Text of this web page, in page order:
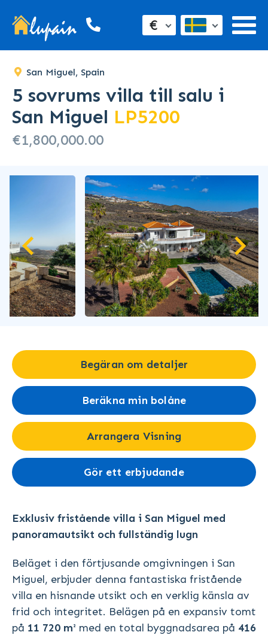
€
San Miguel, Spain
5 sovrums villa till salu i
San Miguel LP5200
€1,800,000.00
SOLD
Begäran om detaljer
Beräkna min bolåne
Arrangera Visning
Gör ett erbjudande
Exklusiv fristående villa i San Miguel med
panoramautsikt och fullständig lugn
Beläget i den förtjusande omgivningen i San
Miguel, erbjuder denna fantastiska fristående
villa en hisnande utsikt och en verklig känsla av
frid och integritet. Belägen på en expansiv tomt
på 11 720 m² med en total byggnadsarea på 416